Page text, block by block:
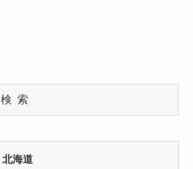
検索
北海道